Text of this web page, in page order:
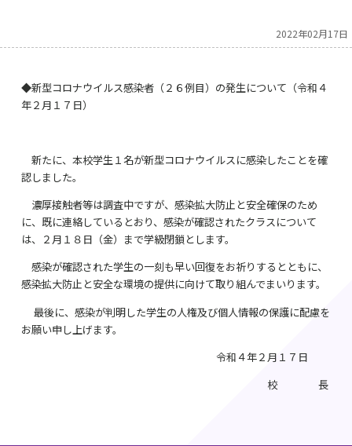
2022年02月17日
◆新型コロナウイルス感染者（２６例目）の発生について（令和４
年２月１７日）
新たに、本校学生１名が新型コロナウイルスに感染したことを確
認しました。
濃厚接触者等は調査中ですが、感染拡大防止と安全確保のため
に、既に連絡しているとおり、感染が確認されたクラスについて
は、２月１８日（金）まで学級閉鎖とします。
感染が確認された学生の一刻も早い回復をお祈りするとともに、
感染拡大防止と安全な環境の提供に向けて取り組んでまいります。
最後に、感染が判明した学生の人権及び個人情報の保護に配慮を
お願い申し上げます。
令和４年２月１７日
校 長